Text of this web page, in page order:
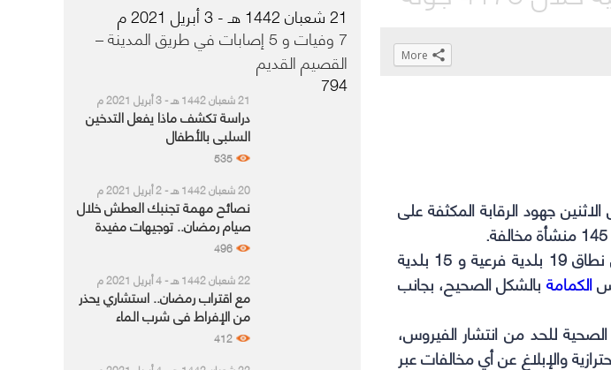
جهود الرقابة المكثفة على
وأوضحت الأمانة أنها نفذت 4173 جولة ميدانية مشتركة مع الجهات المعنية في نطاق 19 بلدية فرعية و 15 بلدية
الكمامة بالشكل الصحيح، بجانب
الصحية للحد من انتشار الفيروس،
والإبلاغ عن أي مخالفات عبر
in
new
window)
in
new
window)
Click
in
window)
Click
in
window)
More
21 شعبان 1442 هـ - 3 أبريل 2021 م
7 وفيات و 5 إصابات في طريق المدينة –
القصيم القديم
794
21 شعبان 1442 هـ - 3 أبريل 2021 م
دراسة تكشف ماذا يفعل التدخين
السلبي بالأطفال
535
20 شعبان 1442 هـ - 2 أبريل 2021 م
نصائح مهمة تجنبك العطش خلال
صيام رمضان.. توجيهات مفيدة
للمرضى
496
22 شعبان 1442 هـ - 4 أبريل 2021 م
مع اقتراب رمضان.. استشاري يحذر
من الإفراط في شرب الماء
بالسحور
412